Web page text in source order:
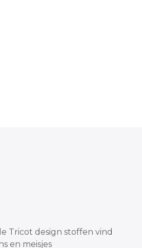
Tricot design stoffen vind
en meisjes